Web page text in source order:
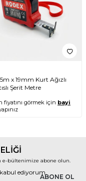
x 19mm Kurt Ağızlı
Şerit Metre
fiyatını görmek için bayi
e-bültenimize abone olun.
ABONE OL
ediyorum.